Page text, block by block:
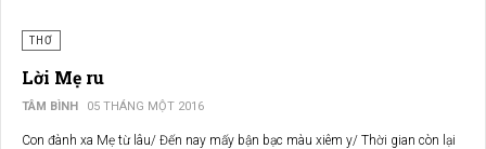
THƠ
Lời Mẹ ru
TÂM BÌNH 05 THÁNG MỘT 2016
Con đành xa Mẹ từ lâu/ Đến nay mấy bận bạc màu xiêm y/ Thời gian còn lại